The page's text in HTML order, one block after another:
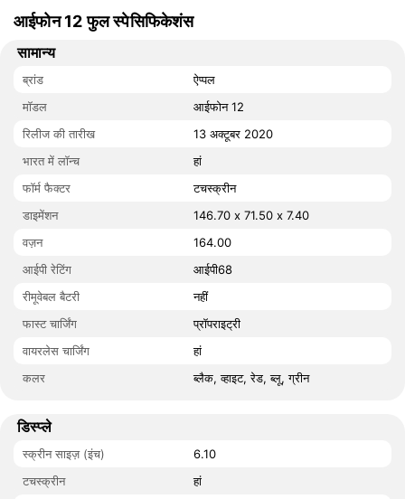
आईफोन 12 फुल स्पेसिफिकेशंस
सामान्य
ब्रांड
ऐप्पल
मॉडल
आईफोन 12
रिलीज की तारीख
13 अक्टूबर 2020
भारत में लॉन्च
हां
फॉर्म फैक्टर
टचस्क्रीन
डाइमेंशन
146.70 x 71.50 x 7.40
वज़न
164.00
आईपी रेटिंग
आईपी68
रीमूवेबल बैटरी
नहीं
फास्ट चार्जिंग
प्रॉपराइट्री
वायरलेस चार्जिंग
हां
कलर
ब्लैक, व्हाइट, रेड, ब्लू, ग्रीन
डिस्प्ले
स्क्रीन साइज़ (इंच)
6.10
टचस्क्रीन
हां